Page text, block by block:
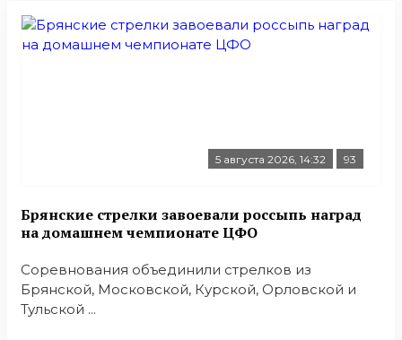
5 августа 2026, 14:32 93
Брянские стрелки завоевали россыпь наград
на домашнем чемпионате ЦФО
Соревнования объединили стрелков из
Брянской, Московской, Курской, Орловской и
Тульской ...